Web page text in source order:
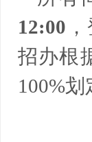
12:00
招办根
100%